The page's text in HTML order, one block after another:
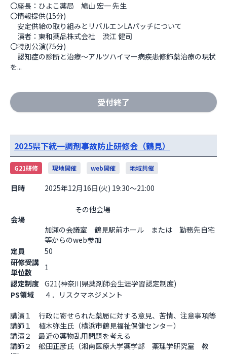
〇座長：ひよこ薬局　鳩山 宏一 先生
〇情報提供(15分)
安定供給の取り組みとリバルエンLAパッチについて
演者：東和薬品株式会社　渋江 健司
〇特別公演(75分)
認知症の診断と治療～アルツハイマー病疾患修飾薬治療の現状
を...
受付終了
2025県下統一調剤事故防止研修会（鶴見）
G21研修 現地開催 web開催 地域共催
日時 2025年12月16日(火) 19:30～21:00
会場
加瀬の会議室　鶴見駅前ホール　または　勤務先自宅
等からのweb参加
定員
50
研修受講
単位数
1
認定制度 G21(神奈川県薬剤師会生涯学習認定制度)
PS領域
４．リスクマネジメント
講演１　行政に寄せられた薬局に対する意見、苦情、注意事項等
講師１　植木弥生氏（横浜市鶴見福祉保健センター）
講演２　最近の薬物乱用問題を考える
講師２　舩田正彦氏（湘南医療大学薬学部　薬理学研究室　教